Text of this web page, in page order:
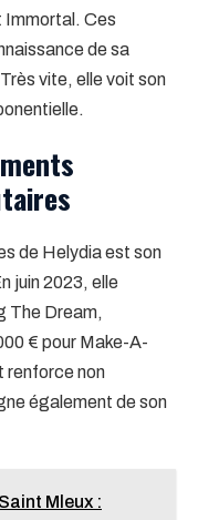
Immortal. Ces
de sa
vite, elle voit son
de Helydia est son
juin 2023, elle
The Dream,
€ pour Make-A-
renforce non
également de son
Mleux :